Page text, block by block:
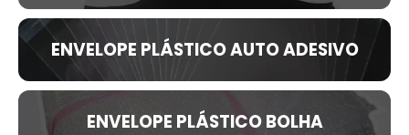
ENVELOPE PLÁSTICO AUTO ADESIVO
ENVELOPE PLÁSTICO BOLHA